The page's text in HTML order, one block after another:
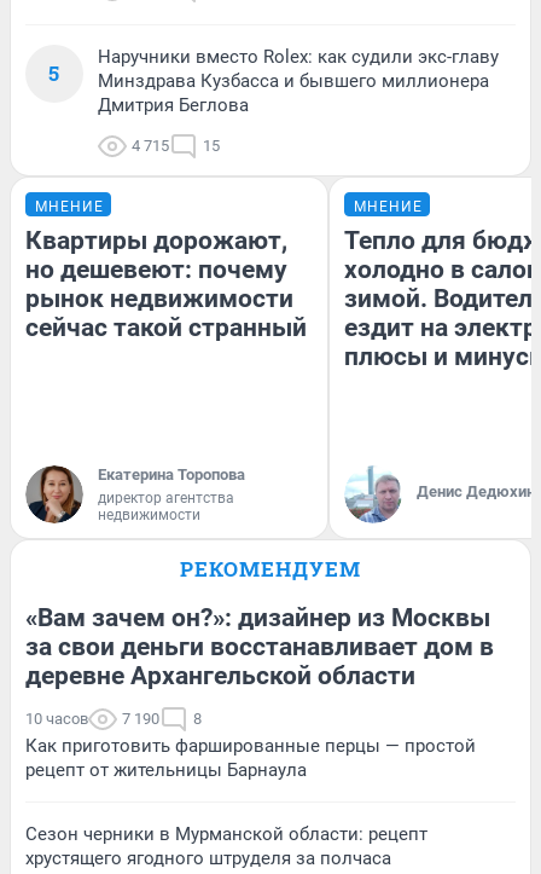
5
Наручники вместо Rolex: как судили экс-главу
Минздрава Кузбасса и бывшего миллионера
Дмитрия Беглова
4 715 15
МНЕНИЕ
Квартиры дорожают,
но дешевеют: почему
рынок недвижимости
сейчас такой странный
Екатерина Торопова
директор агентства
недвижимости
МНЕНИЕ
Тепло для
холодно в
зимой.
ездит на
плюсы и
Денис Дедюхин
РЕКОМЕНДУЕМ
«Вам зачем он?»: дизайнер из Москвы
за свои деньги восстанавливает дом в
деревне Архангельской области
10 часов 7 190 8
Как приготовить фаршированные перцы — простой
рецепт от жительницы Барнаула
Сезон черники в Мурманской области: рецепт
хрустящего ягодного штруделя за полчаса